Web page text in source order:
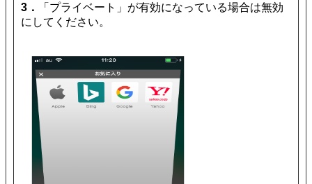
3．
「プライベート」が有効になっている場合は無効
にしてください。